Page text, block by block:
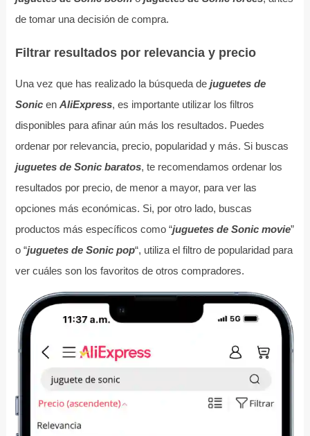
de tomar una decisión de compra.
Filtrar resultados por relevancia y precio
Una vez que has realizado la búsqueda de juguetes de
Sonicen AliExpress, es importante utilizar los filtros
disponibles para afinar aún más los resultados. Puedes
ordenar por relevancia, precio, popularidad y más. Si buscas
juguetes de Sonic baratos, te recomendamos ordenar los
resultados por precio, de menor a mayor, para ver las
opciones más económicas. Si, por otro lado, buscas
productos más específicos como “juguetes de Sonic movie”
o “juguetes de Sonic pop“, utiliza el filtro de popularidad para
ver cuáles son los favoritos de otros compradores.